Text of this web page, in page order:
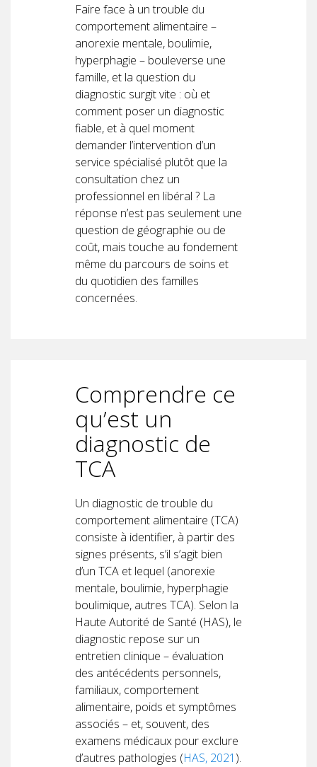
Faire face à un trouble du
comportement alimentaire –
anorexie mentale, boulimie,
hyperphagie – bouleverse une
famille, et la question du
diagnostic surgit vite : où et
comment poser un diagnostic
fiable, et à quel moment
demander l’intervention d’un
service spécialisé plutôt que la
consultation chez un
professionnel en libéral ? La
réponse n’est pas seulement une
question de géographie ou de
coût, mais touche au fondement
même du parcours de soins et
du quotidien des familles
concernées.
Comprendre ce
qu’est un
diagnostic de
TCA
Un diagnostic de trouble du
comportement alimentaire (TCA)
consiste à identifier, à partir des
signes présents, s’il s’agit bien
d’un TCA et lequel (anorexie
mentale, boulimie, hyperphagie
boulimique, autres TCA). Selon la
Haute Autorité de Santé (HAS), le
diagnostic repose sur un
entretien clinique – évaluation
des antécédents personnels,
familiaux, comportement
alimentaire, poids et symptômes
associés – et, souvent, des
examens médicaux pour exclure
d’autres pathologies (HAS, 2021 ).